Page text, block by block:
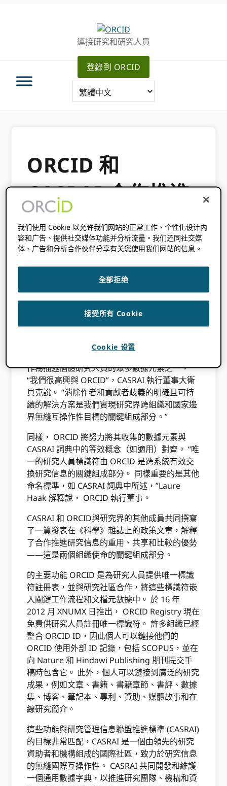
連接研究和研究人員
登錄到 ORCID
ORCID 和
CASRAI 合作推進
研究數據互操作性
2012 年 11 月 9 日BY勞爾·哈克
可能不準確。
作為描述個體研究人員的眾多數據元素之一。
“我們很高興與 ORCID”，CASRAI 執行董事大衛
貝克說。 “消除作者和貢獻者歧義的明確且可持
續的解決方案是我們實現研究界跨組織和國家邊
界無縫互操作性目標的關鍵組成部分。”
同樣， ORCID 將努力將其收集的數據元素與
CASRAI 詞典中的等效概念（如適用）對齊。 “唯
一的研究人員標識符由 ORCID 是跨系統有效交
換研究信息的關鍵組成部分。 同樣重要的是其他
命名標準，如 CASRAI 詞典中所述，”Laure
Haak 解釋說， ORCID 執行董事。
CASRAI 和 ORCID與研究界的其他成員共同撰寫
了一篇發表在《科學》雜誌上的政策文章，解釋
了合作推進研究信息的重用、共享和比較的優勢
——這是兩個組織使命的關鍵組成部分。
的主要功能 ORCID 是為研究人員提供唯一標識
符註冊表，並與研究社區合作，將這些標識符嵌
入關鍵工作流程和文檔元數據中。 於 16 年
2012 月 XNUMX 日推出， ORCID Registry 現在
免費供研究人員註冊唯一標識符。 許多組織已經
整合 ORCID ID，因此個人可以鏈接他們的
ORCID 使用外部 ID 記錄，包括 SCOPUS，並在
向 Nature 和 Hindawi Publishing 期刊提交手
稿時包含它。 此外，個人可以鏈接到廣泛的研究
成果，例如文章、書籍、書籍章節、書評、數據
集、博客、筆記本、專利、資助、媒體故事和在
線研究簡介。
這些功能與研究管理信息聯盟推進標準 (CASRAI)
的目標非常匹配，CASRAI 是一個由領先的研究
資助者和機構組成的國際社區，致力於研究信息
的無縫國際互操作性。 CASRAI 共同開發和維護
一個通用數據字典，以推進研究團隊、機構和資
我们使用 Cookie 以允许我们网站的正常工作、个性化设计内
容和广告、提供社交媒体功能并分析流量。我们还同社交媒
体、广告和分析合作伙伴分享有关您使用我们网站的信息。
全部拒绝
接受所有 Cookie
Cookie 设置